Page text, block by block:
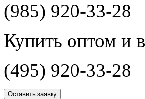
(985) 920-33-28
Купить оптом и
(495) 920-33-28
Оставить заявку